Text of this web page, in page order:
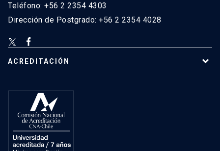
Teléfono: +56 2 2354 4303
Dirección de Postgrado: +56 2 2354 4028
ACREDITACIÓN